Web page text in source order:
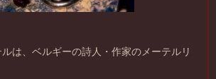
は、ベルギーの詩人・作家のメーテルリ